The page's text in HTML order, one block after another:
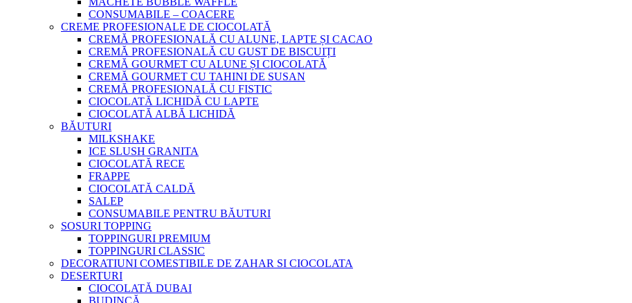
CONSUMABILE – COACERE
CREME PROFESIONALE DE CIOCOLATĂ
CREMĂ PROFESIONALĂ CU ALUNE, LAPTE ȘI CACAO
CREMĂ PROFESIONALĂ CU GUST DE BISCUIȚI
CREMĂ GOURMET CU ALUNE ȘI CIOCOLATĂ
CREMĂ GOURMET CU TAHINI DE SUSAN
CREMĂ PROFESIONALĂ CU FISTIC
CIOCOLATĂ LICHIDĂ CU LAPTE
CIOCOLATĂ ALBĂ LICHIDĂ
BĂUTURI
MILKSHAKE
ICE SLUSH GRANITA
CIOCOLATĂ RECE
FRAPPE
CIOCOLATĂ CALDĂ
SALEP
CONSUMABILE PENTRU BĂUTURI
SOSURI TOPPING
TOPPINGURI PREMIUM
TOPPINGURI CLASSIC
DECORATIUNI COMESTIBILE DE ZAHAR SI CIOCOLATA
DESERTURI
CIOCOLATĂ DUBAI
BUDINCĂ